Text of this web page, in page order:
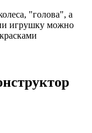
"голова", а
игрушку можно